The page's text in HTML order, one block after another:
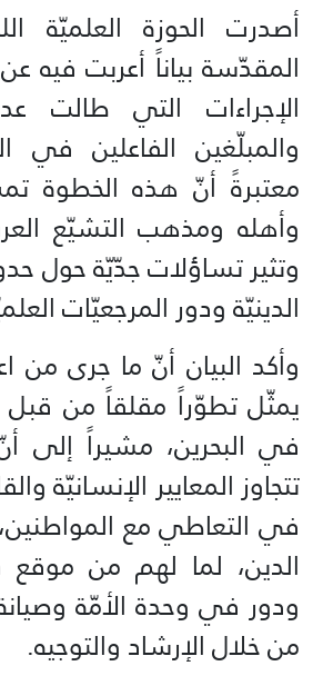
أصدرت الحوزة العلميّة
المقدّسة بياناً أعربت فيه عن
الإجراءات التي طالت
والمبلّغين الفاعلين في
معتبرةً أنّ هذه الخطوة
وأهله ومذهب التشيّع
وتثير تساؤلات جدّيّة حول
الدينيّة ودور المرجعيّات
وأكد البيان أنّ ما جرى من
يمثّل تطوّراً مقلقاً من قبل
في البحرين، مشيراً إلى
تتجاوز المعايير الإنسانيّة
في التعاطي مع
الدين، لما لهم من
ودور في وحدة الأمّة
من خلال الإرشاد والتوجيه.